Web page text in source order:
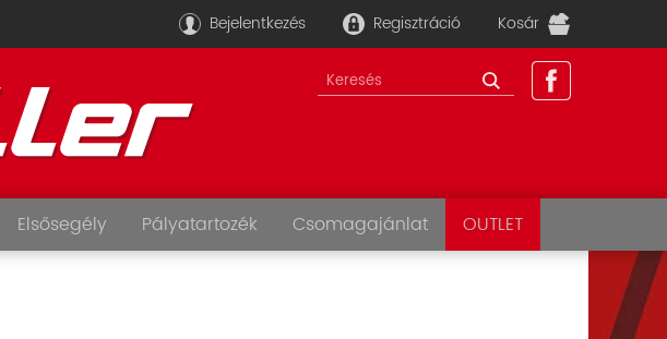
Bejelentkezés Regisztráció Kosár
Elsősegély Pályatartozék Csomagajánlat OUTLET